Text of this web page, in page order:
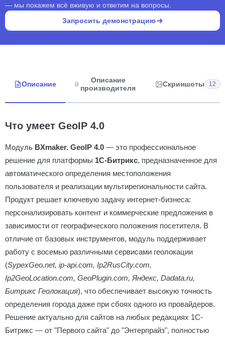
— мы покажем всё вживую и ответим на вопросы.
Запросить демонстрацию
Описание
Описание
производителя
Скриншоты 12
Что умеет GeoIP 4.0
Модуль BXmaker. GeoIP 4.0 — это профессиональное
решение для платформы 1С-Битрикс, предназначенное для
автоматического определения местоположения
пользователя и реализации мультирегиональности сайта.
Продукт решает ключевую задачу интернет-бизнеса:
персонализировать контент и коммерческие предложения в
зависимости от географического положения посетителя. В
отличие от базовых инструментов, модуль поддерживает
работу с восемью различными сервисами геолокации
(SypexGeo.net, ip-api.com, Ip2RusCity.com,
Ip2GeoLocation.com, GeoPlugin.com, Яндекс, Dadata.ru,
Битрикс Геолокация), что обеспечивает высокую точность
определения города даже при сбоях одного из провайдеров.
Решение актуально для сайтов на любых редакциях 1С-
Битрикс — от "Первого сайта" до "Энтерпрайз", полностью